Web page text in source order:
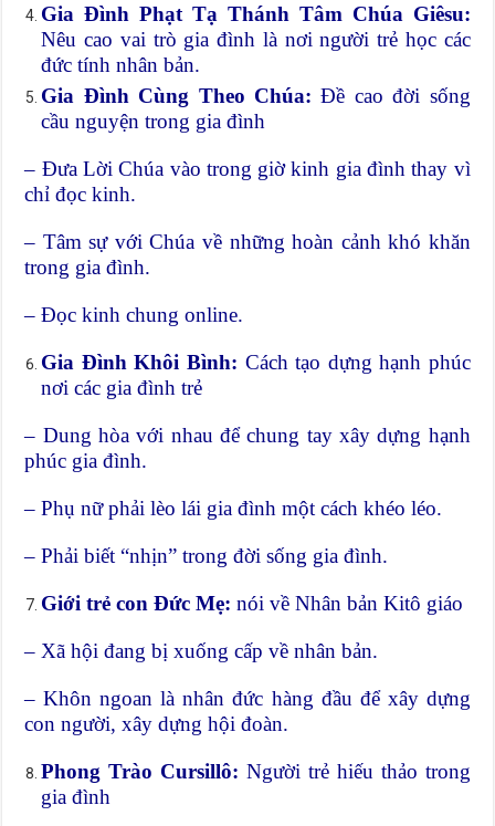
Gia Đình Phạt Tạ Thánh Tâm Chúa Giêsu:
Nêu cao vai trò gia đình là nơi người trẻ học các
đức tính nhân bản.
Gia Đình Cùng Theo Chúa:Đề cao đời sống
cầu nguyện trong gia đình
– Đưa Lời Chúa vào trong giờ kinh gia đình thay vì
chỉ đọc kinh.
– Tâm sự với Chúa về những hoàn cảnh khó khăn
trong gia đình.
– Đọc kinh chung online.
Gia Đình Khôi Bình: Cách tạo dựng hạnh phúc
nơi các gia đình trẻ
– Dung hòa với nhau để chung tay xây dựng hạnh
phúc gia đình.
– Phụ nữ phải lèo lái gia đình một cách khéo léo.
– Phải biết “nhịn” trong đời sống gia đình.
Giới trẻ con Đức Mẹ:nói về Nhân bản Kitô giáo
– Xã hội đang bị xuống cấp về nhân bản.
– Khôn ngoan là nhân đức hàng đầu để xây dựng
con người, xây dựng hội đoàn.
Phong Trào Cursillô:Người trẻ hiếu thảo trong
gia đình